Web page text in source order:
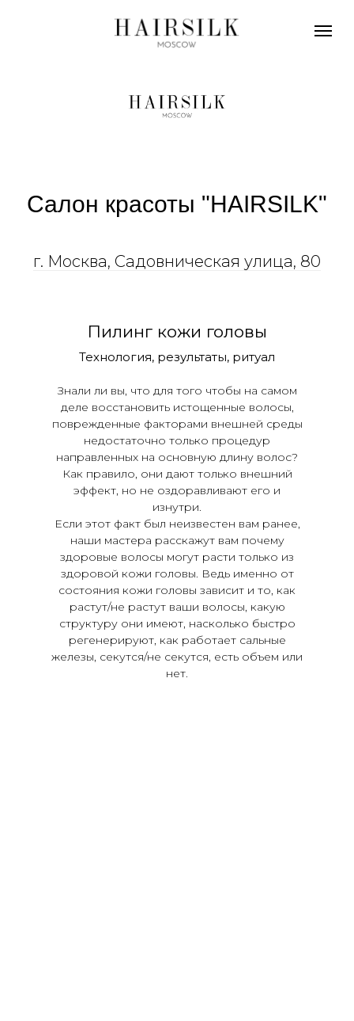
Салон красоты "HAIRSILK"
г. Москва, Садовническая улица, 80
Пилинг кожи головы
Технология, результаты, ритуал
Знали ли вы, что для того чтобы на самом
деле восстановить истощенные волосы,
поврежденные факторами внешней среды
недостаточно только процедур
направленных на основную длину волос?
Как правило, они дают только внешний
эффект, но не оздоравливают его и
изнутри.
Если этот факт был неизвестен вам ранее,
наши мастера расскажут вам почему
здоровые волосы могут расти только из
здоровой кожи головы. Ведь именно от
состояния кожи головы зависит и то, как
растут/не растут ваши волосы, какую
структуру они имеют, насколько быстро
регенерируют, как работает сальные
железы, секутся/не секутся, есть объем или
нет.